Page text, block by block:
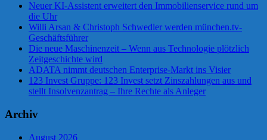
Neuer KI-Assistent erweitert den Immobilienservice rund um
die Uhr
Willi Arsan & Christoph Schwedler werden münchen.tv-
Geschäftsführer
Die neue Maschinenzeit – Wenn aus Technologie plötzlich
Zeitgeschichte wird
ADATA nimmt deutschen Enterprise-Markt ins Visier
123 Invest Gruppe: 123 Invest setzt Zinszahlungen aus und
stellt Insolvenzantrag – Ihre Rechte als Anleger
Archiv
August 2026